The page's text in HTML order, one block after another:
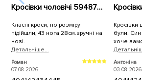
Кросівки чоловічі 594878 Чорні
Класні кроси, по розміру
підійшли, 43 нога 28см.зручні на
нозі.
Детальнiше...
Роман
07.08.2026
Кросівки
були.
хоче
Антоніна
03.08.2026